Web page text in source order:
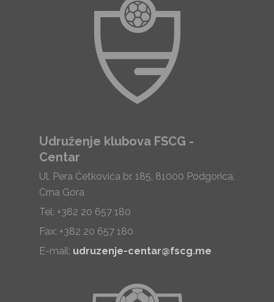
Udruženje klubova FSCG -
Centar
Ul. Pera Ćetkovića br. 185, 81000 Podgorica,
Crna Gora
Tel: +382 20 657 180
Fax: +382 20 657 180
E-mail: udruzenje-centar@fscg.me